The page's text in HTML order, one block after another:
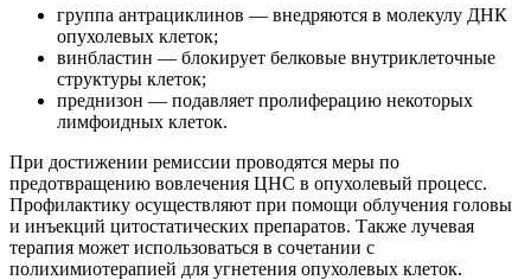
группа антрациклинов — внедряются в молекулу ДНК
опухолевых клеток;
винбластин — блокирует белковые внутриклеточные
структуры клеток;
преднизон — подавляет пролиферацию некоторых
лимфоидных клеток.
При достижении ремиссии проводятся меры по
предотвращению вовлечения ЦНС в опухолевый процесс.
Профилактику осуществляют при помощи облучения головы
и инъекций цитостатических препаратов. Также лучевая
терапия может использоваться в сочетании с
полихимиотерапией для угнетения опухолевых клеток.